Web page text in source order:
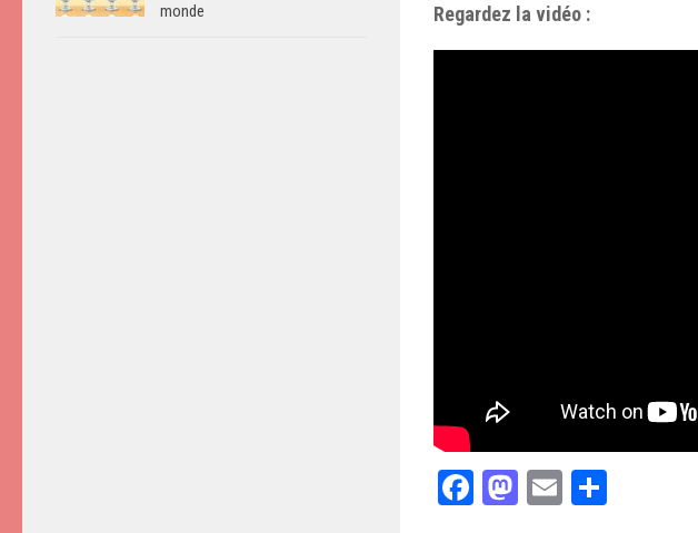
Regardez la vidéo :
Facebook
Mastodon
Email
monde